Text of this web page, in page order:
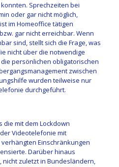
Sprechzeiten bei
oder gar nicht möglich,
im Homeoffice tätigen
gar nicht erreichbar. Wenn
sind, stellt sich die Frage, was
nicht über die notwendige
persönlichen obligatorischen
zwischen
wurden teilweise nur
durchgeführt.
die mit dem Lockdown
Videotelefonie mit
Einschränkungen
Darüber hinaus
nicht zuletzt in Bundesländern,